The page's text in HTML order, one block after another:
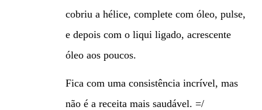
cobriu a hélice, complete com óleo, pulse,
e depois com o liqui ligado, acrescente
óleo aos poucos.
Fica com uma consistência incrível, mas
não é a receita mais saudável. =/